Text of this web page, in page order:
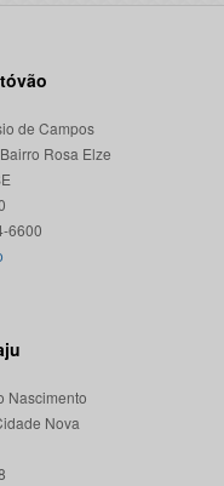
de Campos
Rosa Elze
Nascimento
Nova